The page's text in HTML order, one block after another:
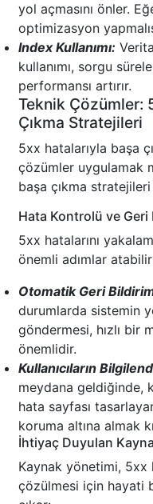
yol açmasını önler.
optimizasyon
Index Kullanımı:
kullanımı, sorgu
performansı artırır.
Teknik Çözümler:
Çıkma Stratejileri
5xx hatalarıyla başa
çözümler uygulamak
başa çıkma
Hata Kontrolü ve Geri
5xx hatalarını
önemli adımlar
Otomatik Geri
durumlarda sistemin
göndermesi, hızlı bir
önemlidir.
Kullanıcıların
meydana geldiğinde,
hata sayfası
koruma altına almak
İhtiyaç Duyulan
Kaynak yönetimi, 5xx
çözülmesi için hayati